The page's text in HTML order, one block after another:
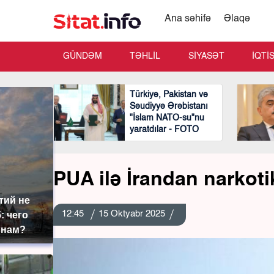
не
чего
Ana səhifə Əlaqə
GÜNDƏM TƏHLİL SİYASƏT
Türkiyə, Pakistan və
Səudiyyə Ərəbistanı
"İslam NATO-su"nu
yaratdılar - FOTO
PUA ilə İrandan
12:45 15 Oktyabr 2025